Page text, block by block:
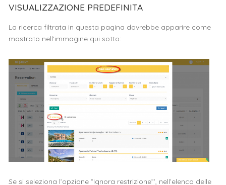
VISUALIZZAZIONE PREDEFINITA
La ricerca filtrata in questa pagina dovrebbe apparire come
mostrato nell’immagine qui sotto:
Se si seleziona l’opzione ”Ignora restrizione”’, nell’elenco delle